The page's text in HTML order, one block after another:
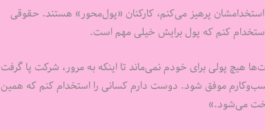
استخدامشان پرهیز می‌کنم، کارکنان «پول‌محور» هستند. حقوقی
کنم که پول برایش خیلی مهم است.
پولی برای خودم نمی‌ماند تا اینکه به مرور، شرکت پا گرفت
موفق شود. دوست دارم کسانی را استخدام کنم که همین
می‌شود.»